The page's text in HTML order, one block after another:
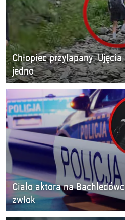
Chłopiec przyłapany.
jedno
Ciało aktora na
zwłok